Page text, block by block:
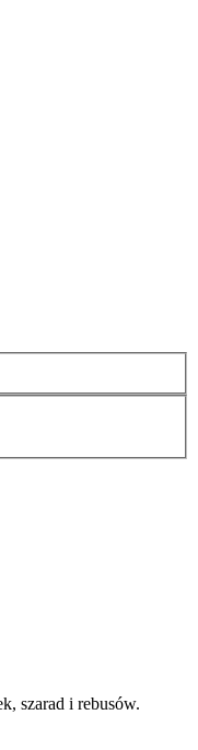
szarad i rebusów.